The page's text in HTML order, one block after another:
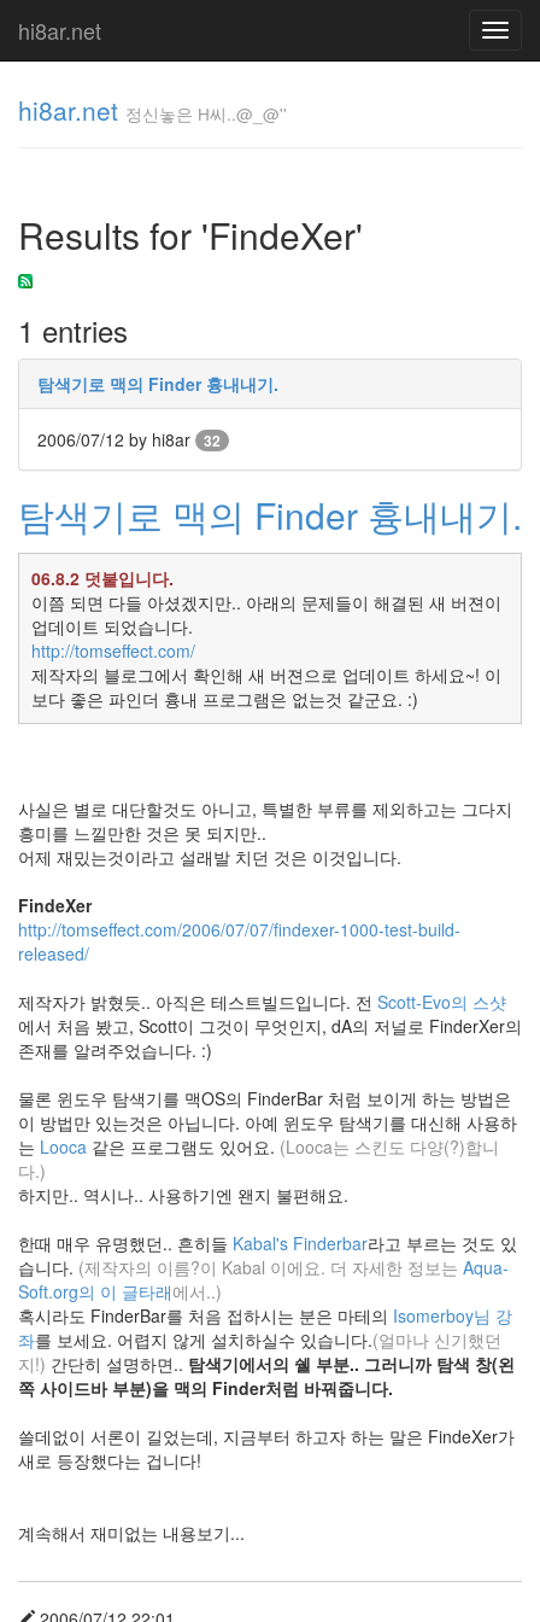
hi8ar.net
hi8ar.net 정신놓은 H씨..@_@''
Results for 'FindeXer'
1 entries
탐색기로 맥의 Finder 흉내내기.
2006/07/12 by hi8ar 32
탐색기로 맥의 Finder 흉내내기.
06.8.2 덧붙입니다.
이쯤 되면 다들 아셨겠지만.. 아래의 문제들이 해결된 새 버젼이
업데이트 되었습니다.
http://tomseffect.com/
제작자의 블로그에서 확인해 새 버젼으로 업데이트 하세요~! 이
보다 좋은 파인더 흉내 프로그램은 없는것 같군요. :)
사실은 별로 대단할것도 아니고, 특별한 부류를 제외하고는 그다지
흥미를 느낄만한 것은 못 되지만..
어제 재밌는것이라고 설래발 치던 것은 이것입니다.
FindeXer
http://tomseffect.com/2006/07/07/findexer-1000-test-build-
released/
제작자가 밝혔듯.. 아직은 테스트빌드입니다. 전 Scott-Evo의 스샷
에서 처음 봤고, Scott이 그것이 무엇인지, dA의 저널로 FinderXer의
존재를 알려주었습니다. :)
물론 윈도우 탐색기를 맥OS의 FinderBar 처럼 보이게 하는 방법은
이 방법만 있는것은 아닙니다. 아예 윈도우 탐색기를 대신해 사용하
는 Looca 같은 프로그램도 있어요. (Looca는 스킨도 다양(?)합니
다.)
하지만.. 역시나.. 사용하기엔 왠지 불편해요.
한때 매우 유명했던.. 흔히들 Kabal's Finderbar라고 부르는 것도 있
습니다. (제작자의 이름?이 Kabal 이에요. 더 자세한 정보는 Aqua-
Soft.org의 이 글타래에서..)
혹시라도 FinderBar를 처음 접하시는 분은 마테의 Isomerboy님 강
좌를 보세요. 어렵지 않게 설치하실수 있습니다.(얼마나 신기했던
지!) 간단히 설명하면.. 탐색기에서의 쉘 부분.. 그러니까 탐색 창(왼
쪽 사이드바 부분)을 맥의 Finder처럼 바꿔줍니다.
쓸데없이 서론이 길었는데, 지금부터 하고자 하는 말은 FindeXer가
새로 등장했다는 겁니다!
계속해서 재미없는 내용보기...
씨..@_@''
Tag
Cloud
Wobachi
야
Danity
Kane
유
승
호
에
을
이
없
오
드
토
투
Miranda
Ballerino
Stylish
이
명
박
Code
리
Chrome
찍으
함??